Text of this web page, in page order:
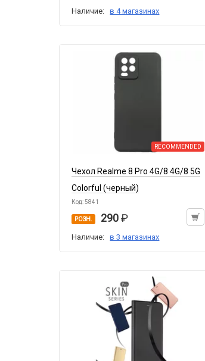
Наличие: в 4 магазинах
RECOMMENDED
Чехол Realme 8 Pro 4G/8 4G/8 5G
Colorful (черный)
Код: 5841
РОЗН. 290
Наличие: в 3 магазинах